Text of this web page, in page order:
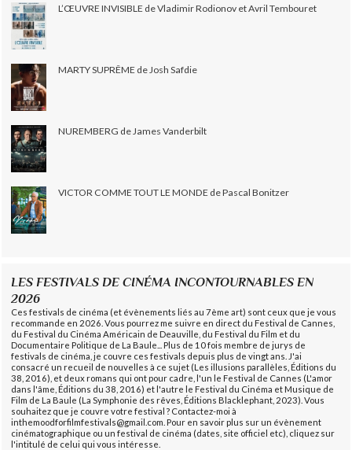
L’ŒUVRE INVISIBLE de Vladimir Rodionov et Avril Tembouret
MARTY SUPRÊME de Josh Safdie
NUREMBERG de James Vanderbilt
VICTOR COMME TOUT LE MONDE de Pascal Bonitzer
LES FESTIVALS DE CINÉMA INCONTOURNABLES EN
2026
Ces festivals de cinéma (et évènements liés au 7ème art) sont ceux que je vous
recommande en 2026. Vous pourrez me suivre en direct du Festival de Cannes,
du Festival du Cinéma Américain de Deauville, du Festival du Film et du
Documentaire Politique de La Baule... Plus de 10 fois membre de jurys de
festivals de cinéma, je couvre ces festivals depuis plus de vingt ans. J'ai
consacré un recueil de nouvelles à ce sujet (Les illusions parallèles, Éditions du
38, 2016), et deux romans qui ont pour cadre, l'un le Festival de Cannes (L'amor
dans l'âme, Éditions du 38, 2016) et l'autre le Festival du Cinéma et Musique de
Film de La Baule (La Symphonie des rêves, Éditions Blacklephant, 2023). Vous
souhaitez que je couvre votre festival ? Contactez-moi à
inthemoodforfilmfestivals@gmail.com. Pour en savoir plus sur un évènement
cinématographique ou un festival de cinéma (dates, site officiel etc), cliquez sur
l'intitulé de celui qui vous intéresse.